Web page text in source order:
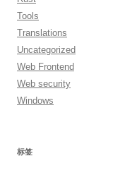
Tools
Translations
Uncategorized
Web Frontend
Web security
Windows
标签